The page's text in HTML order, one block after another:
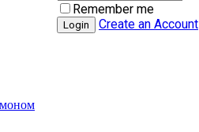
Remember me
Create an Account